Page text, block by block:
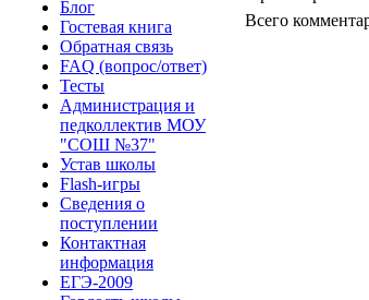
Блог
Гостевая книга
Обратная связь
FAQ (вопрос/ответ)
Тесты
Администрация и
педколлектив МОУ
"СОШ №37"
Устав школы
Flash-игры
Сведения о
поступлении
Контактная
информация
ЕГЭ-2009
Всего